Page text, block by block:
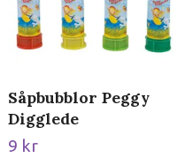
Såpbubblor Peggy
Digglede
9 kr